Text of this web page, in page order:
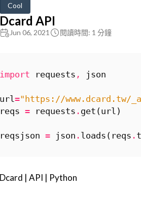
Cool
Dcard API
Jun 06, 2021 閱讀時間: 1 分鐘
import requests , json
url ="https://www.dcard.tw/
reqs = requests . get (url )
reqsjson = json . loads ( reqs .
Dcard | API | Python